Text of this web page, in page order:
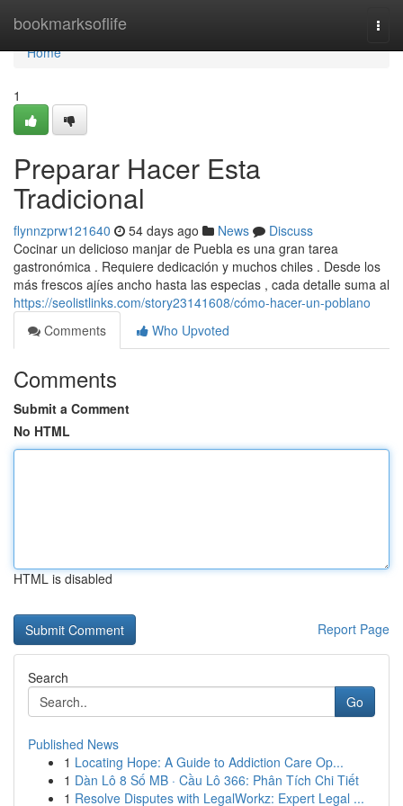
bookmarksoflife
Home
Home
1
Preparar Hacer Esta
Tradicional
flynnzprw121640 54 days ago News
Discuss
Cocinar un delicioso manjar de Puebla es una gran tarea
gastronómica . Requiere dedicación y muchos chiles . Desde los
más frescos ajíes ancho hasta las especias , cada detalle suma al
https://seolistlinks.com/story23141608/cómo-hacer-un-poblano
Comments
Who Upvoted
Comments
Submit a Comment
No HTML
HTML is disabled
Report Page
Search
Go
Published News
1 Locating Hope: A Guide to Addiction Care Op...
1 Dàn Lô 8 Số MB · Cầu Lô 366: Phân Tích Chi Tiết
1 Resolve Disputes with LegalWorkz: Expert Legal ...